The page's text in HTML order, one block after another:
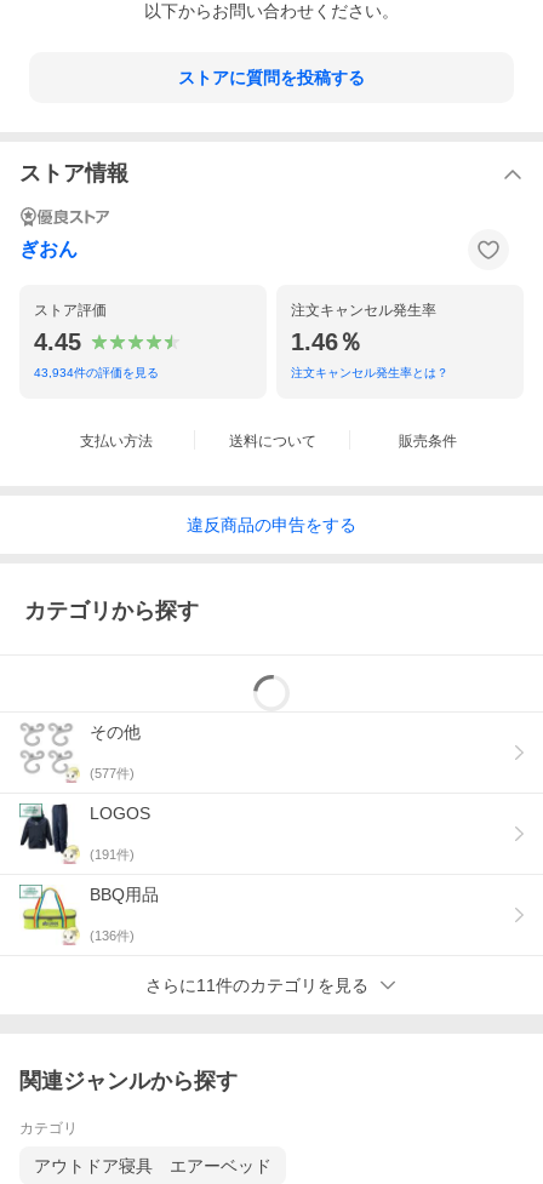
以下からお問い合わせください。
ストアに質問を投稿する
ストア情報
ぎおん
ストア評価
4.45
43,934件の評価を見る
注文キャンセル発生率
1.46％
注文キャンセル発生率とは？
支払い方法 送料について 販売条件
違反商品の申告をする
カテゴリから探す
その他
(577件)
LOGOS
(191件)
BBQ用品
(136件)
さらに11件のカテゴリを見る
関連ジャンルから探す
カテゴリ
アウトドア寝具 エアーベッド